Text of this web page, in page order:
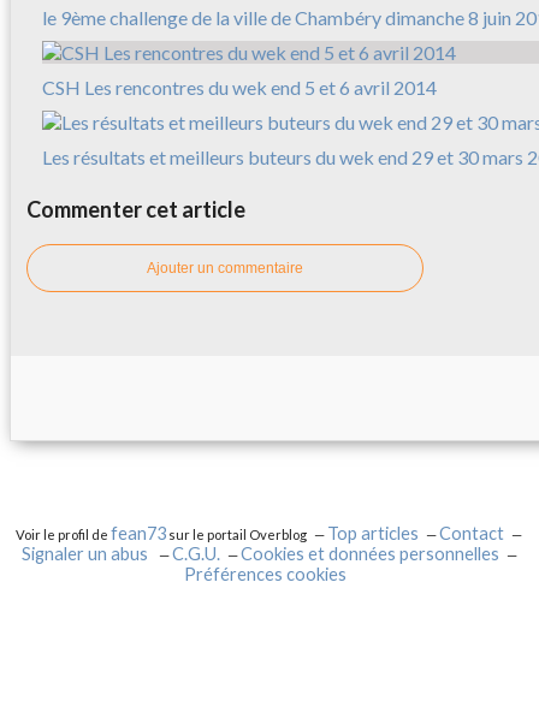
le 9ème challenge de la ville de Chambéry dimanche 8 juin
CSH Les rencontres du wek end 5 et 6 avril 2014
Les résultats et meilleurs buteurs du wek end 29 et 30 mars
Commenter cet article
Ajouter un commentaire
Voir le profil defean73 sur le portail Overblog Top articles
Contact
Signaler un abus
C.G.U.
Cookies et données personnelles
Préférences cookies